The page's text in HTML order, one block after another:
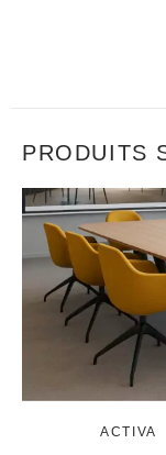
PRODUITS
ACTIVA